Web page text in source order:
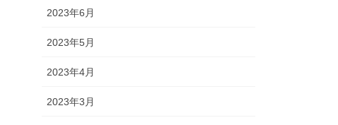
2023年6月
2023年5月
2023年4月
2023年3月